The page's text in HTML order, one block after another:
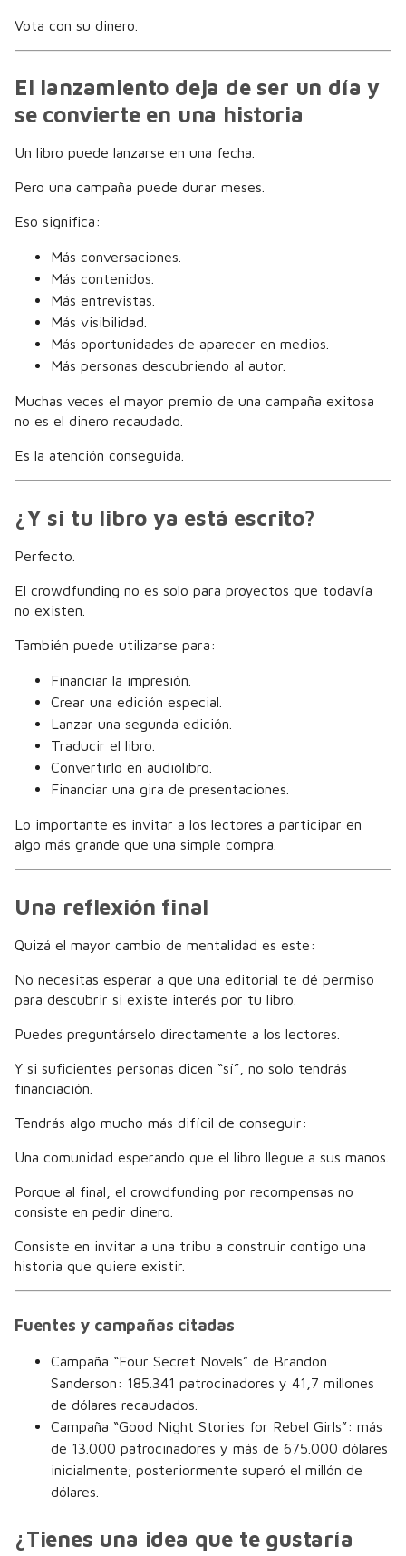
Vota con su dinero.
El lanzamiento deja de ser un día y
se convierte en una historia
Un libro puede lanzarse en una fecha.
Pero una campaña puede durar meses.
Eso significa:
Más conversaciones.
Más contenidos.
Más entrevistas.
Más visibilidad.
Más oportunidades de aparecer en medios.
Más personas descubriendo al autor.
Muchas veces el mayor premio de una campaña exitosa
no es el dinero recaudado.
Es la atención conseguida.
¿Y si tu libro ya está escrito?
Perfecto.
El crowdfunding no es solo para proyectos que todavía
no existen.
También puede utilizarse para:
Financiar la impresión.
Crear una edición especial.
Lanzar una segunda edición.
Traducir el libro.
Convertirlo en audiolibro.
Financiar una gira de presentaciones.
Lo importante es invitar a los lectores a participar en
algo más grande que una simple compra.
Una reflexión final
Quizá el mayor cambio de mentalidad es este:
No necesitas esperar a que una editorial te dé permiso
para descubrir si existe interés por tu libro.
Puedes preguntárselo directamente a los lectores.
Y si suficientes personas dicen “sí”, no solo tendrás
financiación.
Tendrás algo mucho más difícil de conseguir:
Una comunidad esperando que el libro llegue a sus manos.
Porque al final, el crowdfunding por recompensas no
consiste en pedir dinero.
Consiste en invitar a una tribu a construir contigo una
historia que quiere existir.
Fuentes y campañas citadas
Campaña “Four Secret Novels” de Brandon
Sanderson: 185.341 patrocinadores y 41,7 millones
de dólares recaudados.
Campaña “Good Night Stories for Rebel Girls”: más
de 13.000 patrocinadores y más de 675.000 dólares
inicialmente; posteriormente superó el millón de
dólares.
¿Tienes una idea que te gustaría